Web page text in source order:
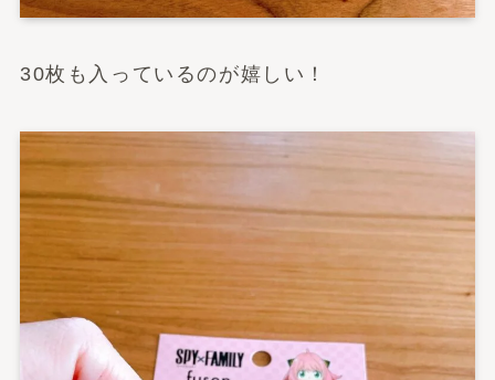
30枚も入っているのが嬉しい！